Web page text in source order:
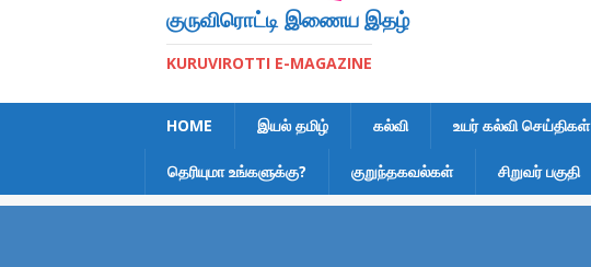
குருவிரொட்டி இணைய இதழ்
KURUVIROTTI E-MAGAZINE
HOME இயல் தமிழ் கல்வி உயர் கல்வி செய்திகள்
தெரியுமா உங்களுக்கு? குறுந்தகவல்கள் சிறுவர் பகுதி